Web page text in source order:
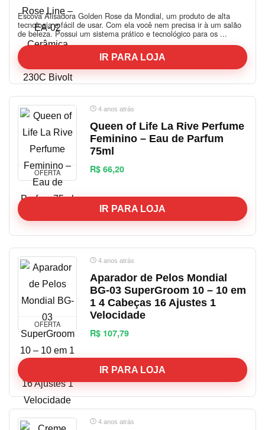
Escova Alisadora Golden Rose da Mondial, um produto de alta
tecnologia e fácil de usar. Com ela você nem precisa ir à um salão
de beleza. Possui um sistema prático e tecnológico para os ...
IR PARA LOJA
OFERTA
4 anos atrás
Queen of Life La Rive Perfume
Feminino – Eau de Parfum
75ml
R$ 66,20
IR PARA LOJA
OFERTA
4 anos atrás
Aparador de Pelos Mondial
BG-03 SuperGroom 10 – 10 em
1 4 Cabeças 16 Ajustes 1
Velocidade
R$ 107,79
IR PARA LOJA
4 anos atrás